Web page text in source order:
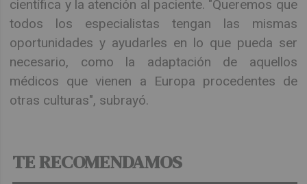
científica y la atención al paciente. "Queremos que
todos los especialistas tengan las mismas
oportunidades y ayudarles en lo que pueda ser
necesario, como la adaptación de aquellos
médicos que vienen a Europa procedentes de
otras culturas", subrayó.
TE RECOMENDAMOS